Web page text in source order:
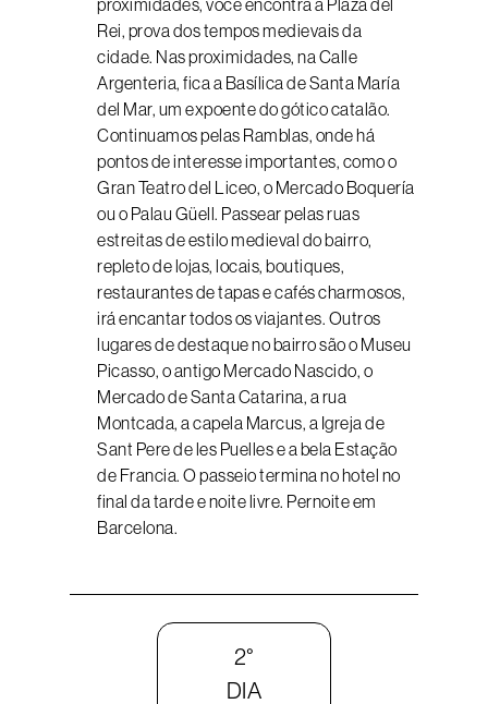
proximidades, você encontra a Plaza del
Rei, prova dos tempos medievais da
cidade. Nas proximidades, na Calle
Argenteria, fica a Basílica de Santa María
del Mar, um expoente do gótico catalão.
Continuamos pelas Ramblas, onde há
pontos de interesse importantes, como o
Gran Teatro del Liceo, o Mercado Boquería
ou o Palau Güell. Passear pelas ruas
estreitas de estilo medieval do bairro,
repleto de lojas, locais, boutiques,
restaurantes de tapas e cafés charmosos,
irá encantar todos os viajantes. Outros
lugares de destaque no bairro são o Museu
Picasso, o antigo Mercado Nascido, o
Mercado de Santa Catarina, a rua
Montcada, a capela Marcus, a Igreja de
Sant Pere de les Puelles e a bela Estação
de Francia. O passeio termina no hotel no
final da tarde e noite livre. Pernoite em
Barcelona.
2°
DIA